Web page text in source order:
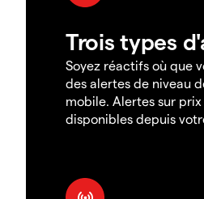
Trois types
Soyez réactifs où que
des alertes de niveau
mobile. Alertes sur
disponibles depuis